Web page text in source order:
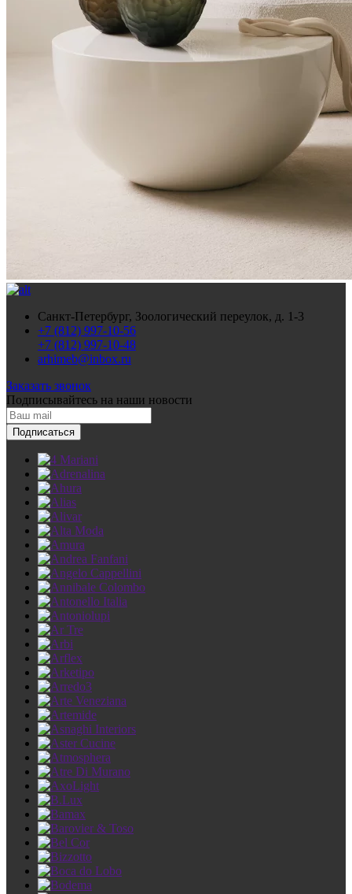
Санкт-Петербург, Зоологический переулок, д. 1-3
+7 (812) 997-10-56
+7 (812) 997-10-48
arhimeb@inbox.ru
Заказать звонок
Подписывайтесь на наши новости